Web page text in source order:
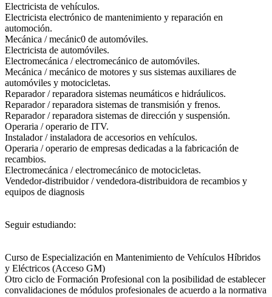
Electricista de vehículos.
Electricista electrónico de mantenimiento y reparación en
automoción.
Mecánica / mecánic0 de automóviles.
Electricista de automóviles.
Electromecánica / electromecánico de automóviles.
Mecánica / mecánico de motores y sus sistemas auxiliares de
automóviles y motocicletas.
Reparador / reparadora sistemas neumáticos e hidráulicos.
Reparador / reparadora sistemas de transmisión y frenos.
Reparador / reparadora sistemas de dirección y suspensión.
Operaria / operario de ITV.
Instalador / instaladora de accesorios en vehículos.
Operaria / operario de empresas dedicadas a la fabricación de
recambios.
Electromecánica / electromecánico de motocicletas.
Vendedor-distribuidor / vendedora-distribuidora de recambios y
equipos de diagnosis
Seguir estudiando:
Curso de Especialización en Mantenimiento de Vehículos Híbridos
y Eléctricos (Acceso GM)
Otro ciclo de Formación Profesional con la posibilidad de establecer
convalidaciones de módulos profesionales de acuerdo a la normativa